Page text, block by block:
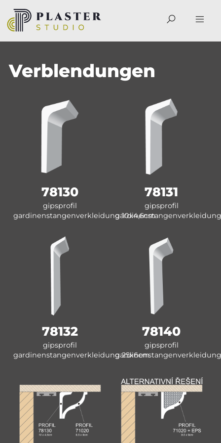
Verblendungen
78130
gipsprofil
gardinenstangenverkleidung 10x4,6cm
78131
gipsprofil
gardinenstangenverkleidung
78132
gipsprofil
gardinenstangenverkleidung 25x6cm
78140
gipsprofil
gardinenstangenverkleidung